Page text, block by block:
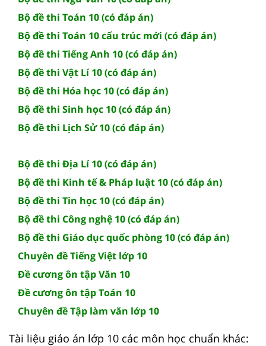
Bộ đề thi Toán 10 (có đáp án)
Bộ đề thi Toán 10 cấu trúc mới (có đáp án)
Bộ đề thi Tiếng Anh 10 (có đáp án)
Bộ đề thi Vật Lí 10 (có đáp án)
Bộ đề thi Hóa học 10 (có đáp án)
Bộ đề thi Sinh học 10 (có đáp án)
Bộ đề thi Lịch Sử 10 (có đáp án)
Bộ đề thi Địa Lí 10 (có đáp án)
Bộ đề thi Kinh tế & Pháp luật 10 (có đáp án)
Bộ đề thi Tin học 10 (có đáp án)
Bộ đề thi Công nghệ 10 (có đáp án)
Bộ đề thi Giáo dục quốc phòng 10 (có đáp án)
Chuyên đề Tiếng Việt lớp 10
Đề cương ôn tập Văn 10
Đề cương ôn tập Toán 10
Chuyên đề Tập làm văn lớp 10
Tài liệu giáo án lớp 10 các môn học chuẩn khác: